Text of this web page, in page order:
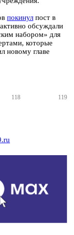
покинул пост в
обсуждали
набором» для
которые
новому главе
118 119